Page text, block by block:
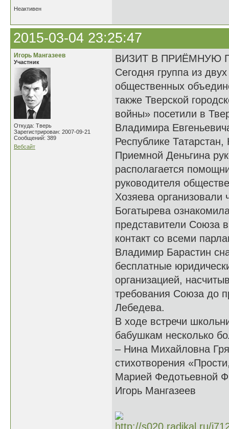
Неактивен
2015-03-04 23:25:47
Игорь Мангазеев
Участник
Откуда: Тверь
Зарегистрирован: 2007-09-21
Сообщений: 389
Вебсайт
ВИЗИТ В ПРИЁМНУЮ
Сегодня группа из
общественных
также Тверской
войны» посетили в
Владимира
Республике
Приемной Деньгина
располагается
руководителя
Хозяева
Богатырева
представители Союза
контакт со всеми
Владимир Барастин
бесплатные
организацией,
требования Союза до
Лебедева.
В ходе встречи
бабушкам несколько
– Нина Михайловна
стихотворения
Марией Федотьевной
Игорь Мангазеев